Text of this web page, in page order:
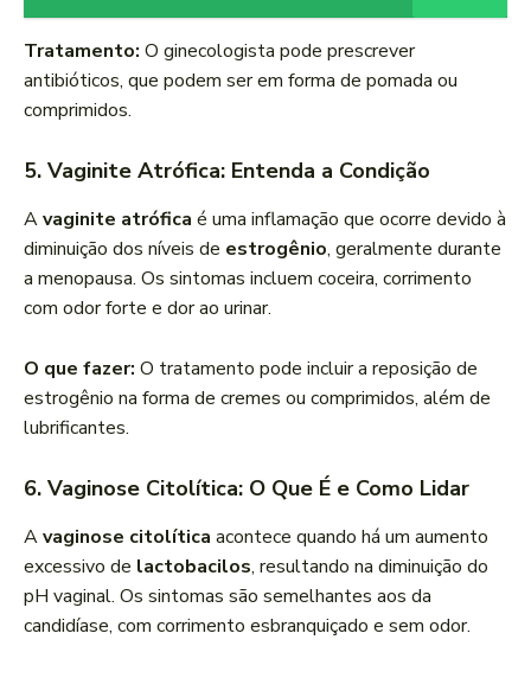
Tratamento: O ginecologista pode prescrever
antibióticos, que podem ser em forma de pomada ou
comprimidos.
5. Vaginite Atrófica: Entenda a Condição
Avaginite atrófica é uma inflamação que ocorre devido à
diminuição dos níveis de estrogênio, geralmente durante
a menopausa. Os sintomas incluem coceira, corrimento
com odor forte e dor ao urinar.
O que fazer: O tratamento pode incluir a reposição de
estrogênio na forma de cremes ou comprimidos, além de
lubrificantes.
6. Vaginose Citolítica: O Que É e Como Lidar
Avaginose citolítica acontece quando há um aumento
excessivo de lactobacilos, resultando na diminuição do
pH vaginal. Os sintomas são semelhantes aos da
candidíase, com corrimento esbranquiçado e sem odor.